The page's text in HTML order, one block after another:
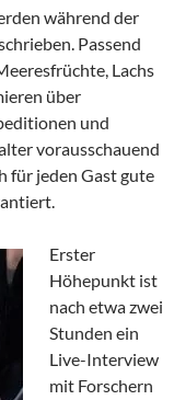
während der
Passend
Lachs
über
und
vorausschauend
für jeden Gast gute
Erster
Höhepunkt ist
nach etwa zwei
Stunden ein
Live-Interview
mit Forschern